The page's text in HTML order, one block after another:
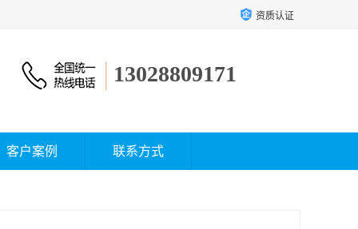
资质认证
13028809171
客户案例 联系方式